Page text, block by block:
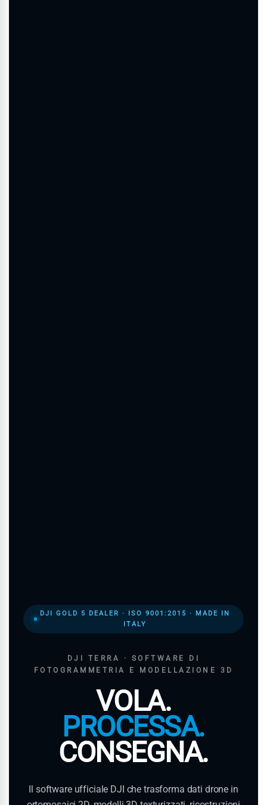
DJI GOLD 5 DEALER · ISO 9001:2015 · MADE IN
ITALY
DJI TERRA · SOFTWARE DI
FOTOGRAMMETRIA E MODELLAZIONE 3D
VOLA.
PROCESSA.
CONSEGNA.
Il software ufficiale DJI che trasforma dati drone in